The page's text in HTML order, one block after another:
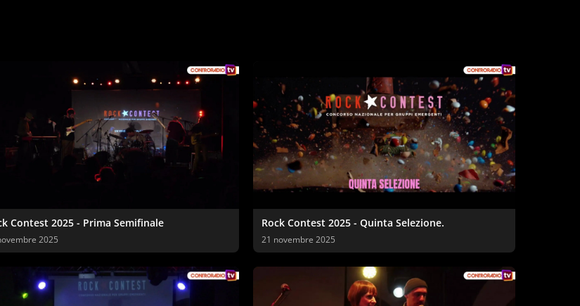
Contest 2025 - Prima Semifinale
2025
Rock Contest 2025 - Quinta Selezione.
21 novembre 2025